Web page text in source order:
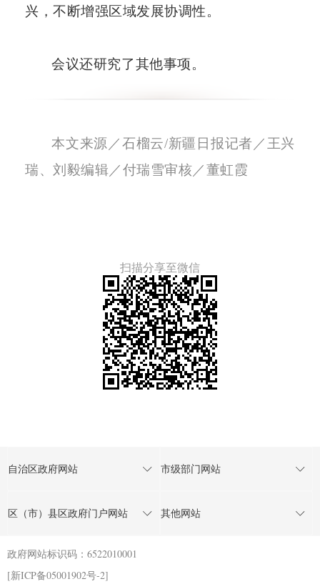
兴，不断增强区域发展协调性。
会议还研究了其他事项。
本文来源／石榴云/新疆日报记者／王兴
瑞、刘毅编辑／付瑞雪审核／董虹霞
扫描分享至微信
自治区政府网站 市级部门网站
区（市）县区政府门户网站 其他网站
政府网站标识码：6522010001
[新ICP备05001902号-2]